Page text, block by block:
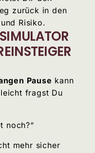
zurück in den
Risiko.
Pause kann
fragst Du
noch?“
mehr sicher